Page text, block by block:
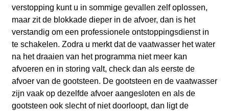
verstopping kunt u in sommige gevallen zelf oplossen,
maar zit de blokkade dieper in de afvoer, dan is het
verstandig om een professionele ontstoppingsdienst in
te schakelen. Zodra u merkt dat de vaatwasser het water
na het draaien van het programma niet meer kan
afvoeren en in storing valt, check dan als eerste de
afvoer van de gootsteen. De gootsteen en de vaatwasser
zijn vaak op dezelfde afvoer aangesloten en als de
gootsteen ook slecht of niet doorloopt, dan ligt de